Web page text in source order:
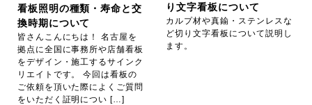
看板照明の種類・寿命と交
換時期について
皆さんこんにちは！ 名古屋を
拠点に全国に事務所や店舗看板
をデザイン・施工するサインク
リエイトです。 今回は看板の
ご依頼を頂いた際によくご質問
をいただく証明につい […]
り文字看板について
カルプ材や真鍮・ステンレスな
ど切り文字看板について説明し
ます。